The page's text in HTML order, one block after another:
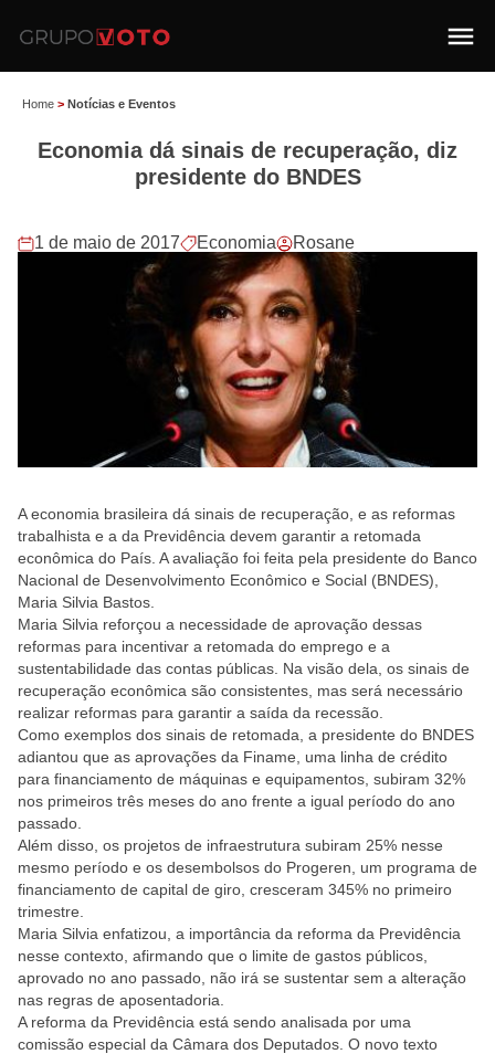
Home > Notícias e Eventos
Economia dá sinais de recuperação, diz
presidente do BNDES
1 de maio de 2017 Economia Rosane
A economia brasileira dá sinais de recuperação, e as reformas
trabalhista e a da Previdência devem garantir a retomada
econômica do País. A avaliação foi feita pela presidente do Banco
Nacional de Desenvolvimento Econômico e Social (BNDES),
Maria Silvia Bastos.
Maria Silvia reforçou a necessidade de aprovação dessas
reformas para incentivar a retomada do emprego e a
sustentabilidade das contas públicas. Na visão dela, os sinais de
recuperação econômica são consistentes, mas será necessário
realizar reformas para garantir a saída da recessão.
Como exemplos dos sinais de retomada, a presidente do BNDES
adiantou que as aprovações da Finame, uma linha de crédito
para financiamento de máquinas e equipamentos, subiram 32%
nos primeiros três meses do ano frente a igual período do ano
passado.
Além disso, os projetos de infraestrutura subiram 25% nesse
mesmo período e os desembolsos do Progeren, um programa de
financiamento de capital de giro, cresceram 345% no primeiro
trimestre.
Maria Silvia enfatizou, a importância da reforma da Previdência
nesse contexto, afirmando que o limite de gastos públicos,
aprovado no ano passado, não irá se sustentar sem a alteração
nas regras de aposentadoria.
A reforma da Previdência está sendo analisada por uma
comissão especial da Câmara dos Deputados. O novo texto